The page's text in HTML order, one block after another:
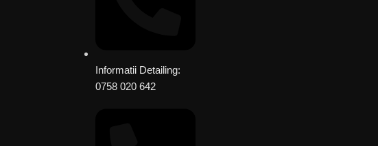
Informatii Detailing:
0758 020 642